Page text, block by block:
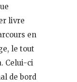
livre
en
le tout
Celui-ci
de bord